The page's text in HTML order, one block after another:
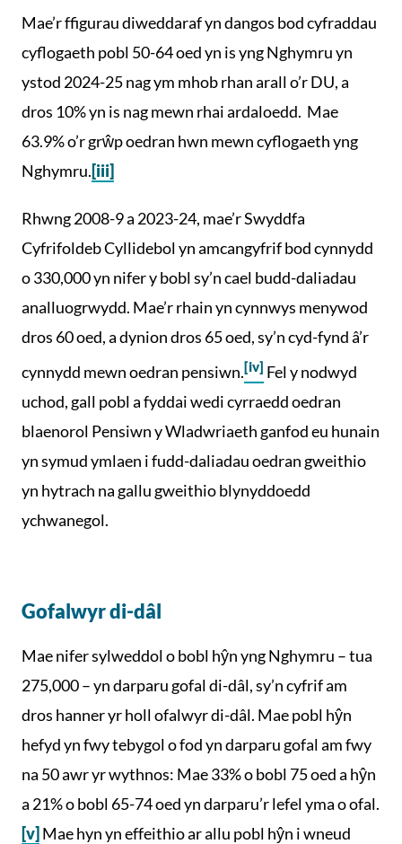
Mae’r ffigurau diweddaraf yn dangos bod cyfraddau
cyflogaeth pobl 50-64 oed yn is yng Nghymru yn
ystod 2024-25 nag ym mhob rhan arall o’r DU, a
dros 10% yn is nag mewn rhai ardaloedd. Mae
63.9% o’r grŵp oedran hwn mewn cyflogaeth yng
Nghymru.[iii]
Rhwng 2008-9 a 2023-24, mae’r Swyddfa
Cyfrifoldeb Cyllidebol yn amcangyfrif bod cynnydd
o 330,000 yn nifer y bobl sy’n cael budd-daliadau
analluogrwydd. Mae’r rhain yn cynnwys menywod
dros 60 oed, a dynion dros 65 oed, sy’n cyd-fynd â’r
cynnydd mewn oedran pensiwn.[iv] Fel y nodwyd
uchod, gall pobl a fyddai wedi cyrraedd oedran
blaenorol Pensiwn y Wladwriaeth ganfod eu hunain
yn symud ymlaen i fudd-daliadau oedran gweithio
yn hytrach na gallu gweithio blynyddoedd
ychwanegol.
Gofalwyr di-dâl
Mae nifer sylweddol o bobl hŷn yng Nghymru – tua
275,000 – yn darparu gofal di-dâl, sy’n cyfrif am
dros hanner yr holl ofalwyr di-dâl. Mae pobl hŷn
hefyd yn fwy tebygol o fod yn darparu gofal am fwy
na 50 awr yr wythnos: Mae 33% o bobl 75 oed a hŷn
a 21% o bobl 65-74 oed yn darparu’r lefel yma o ofal.
[v] Mae hyn yn effeithio ar allu pobl hŷn i wneud